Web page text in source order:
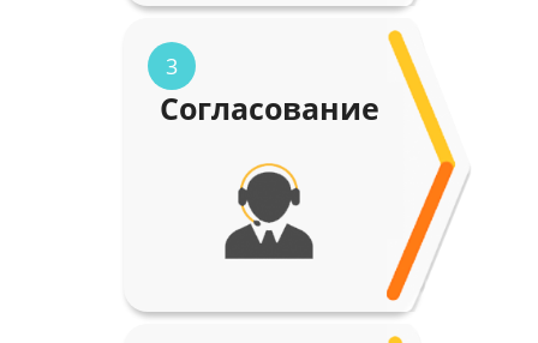
3
Согласование